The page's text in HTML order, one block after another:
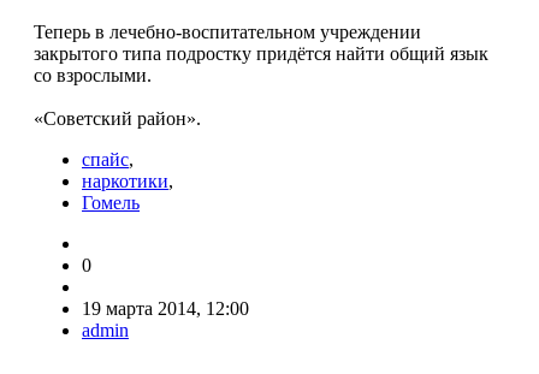
Теперь в лечебно-воспитательном учреждении
закрытого типа подростку придётся найти общий язык
со взрослыми.
«Советский район».
спайс,
наркотики,
Гомель
0
19 марта 2014, 12:00
admin